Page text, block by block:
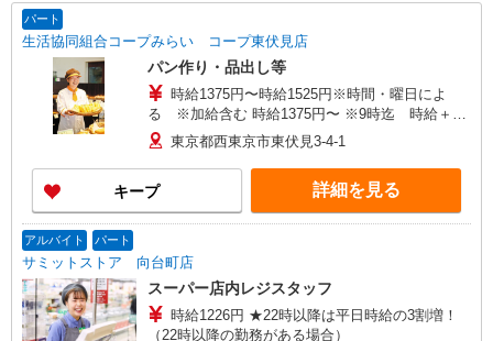
パート
生活協同組合コープみらい コープ東伏見店
パン作り・品出し等
時給1375円〜時給1525円※時間・曜日によ
る ※加給含む 時給1375円〜 ※9時迄 時給＋
100円 ※16時（17時）以降 時給＋150円 ※日・
祝日 時給＋150円
東京都西東京市東伏見3-4-1
キープ 詳細を見る
アルバイト パート
サミットストア 向台町店
スーパー店内レジスタッフ
時給1226円 ★22時以降は平日時給の3割増！
（22時以降の勤務がある場合）